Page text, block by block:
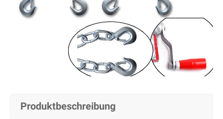
Produktbeschreibung